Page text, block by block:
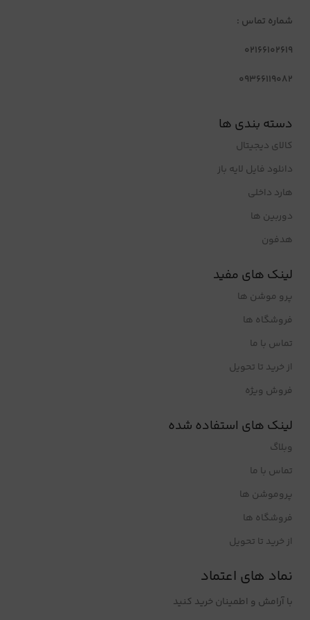
شماره تماس :
02166102619
09366119082
دسته بندی ها
کالای دیجیتال
دانلود فایل لایه باز
هارد داخلی
دوربین ها
هدفون
لینک های مفید
پرو موشن ها
فروشگاه ها
تماس با ما
از خرید تا تحویل
فروش ویژه
لینک های استفاده شده
وبلاگ
تماس با ما
پروموشن ها
فروشگاه ها
از خرید تا تحویل
نماد های اعتماد
با آرامش و اطمینان خرید کنید